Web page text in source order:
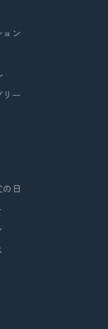
ン
ー
日